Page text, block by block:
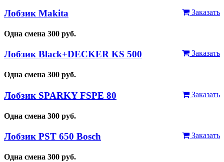
Заказать
Лобзик Makita
Одна смена 300 руб.
Заказать
Лобзик Black+DECKER KS 500
Одна смена 300 руб.
Заказать
Лобзик SPARKY FSPE 80
Одна смена 300 руб.
Заказать
Лобзик PST 650 Bosch
Одна смена 300 руб.